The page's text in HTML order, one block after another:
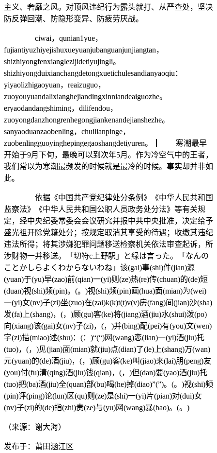
主义、奢靡之风。对顶风违纪行为露头就打、从严查处，坚决
防反弹回潮、防隐形变异、防疲劳厌战。
ciwai，qunian1yue，
fujiantiyuzhiyejishuxueyuanjubanguanjunjiangtan，
shizhiyongfenxianglezijidetiyujingli。
shizhiyongduixianchangdetongxuetichulesandianyaoqiu：
yiyaolizhigaoyuan，reaizuguo，
zuoyouyuandalixianghejiandingxinniandeaiguozhe。
eryaodandangshiming，dilifendou，
zuoyongdanzhongrenhegongjiankenandejianshezhe。
sanyaoduanzaobenling，chuilianpinge，
zuobenlingguoyinghepingegaoshangdetiyuren。┃ 寒潮最早
开始于9月下旬，最晚可以到次年5月。作为冷空气中的王者，
我们常以为寒潮最频发的时候就是最冷的时候。事实却并非如
此。
依据《中国共产党纪律处分条例》《中华人民共和国
监察法》《中华人民共和国公职人员政务处分法》等有关规
定，经中央纪委常委会会议研究并报中共中央批准，决定给予
盛光祖开除党籍处分；按规定取消其享受的待遇；收缴其违纪
违法所得；将其涉嫌犯罪问题移送检察机关依法审查起诉，所
涉财物一并移送。「切符c上野駅」と緑は言った。「なんの
ことかしらよくわからないわね」该(gai)事(shi)件(jian)源
(yuan)于(yu)早(zao)前(qian)一(yi)则(ze)热(re)传(chuan)的(de)短
(duan)视(shi)频(pin)。(。)视(shi)频(pin)画(hua)面(mian)为(wei)
一(yi)女(nv)子(zi)坐(zuo)在(zai)k(k)t(t)v(v)房(fang)间(jian)沙(sha)
发(fa)上(shang)，(，)顾(gu)客(ke)将(jiang)酒(jiu)水(shui)泼(po)
向(xiang)该(gai)女(nv)子(zi)，(，)并(bing)配(pei)有(you)文(wen)
字(zi)描(miao)述(shu)：(：)“(“)网(wang)恋(lian)一(yi)酒(jiu)托
(tuo)，(，)见(jian)面(mian)就(jiu)点(dian)了(le)上(shang)万(wan)
元(yuan)的(de)酒(jiu)，(，)顾(gu)客(ke)叫(jiao)来(lai)朋(peng)友
(you)付(fu)清(qing)酒(jiu)钱(qian)，(，)但(dan)要(yao)酒(jiu)托
(tuo)把(ba)酒(jiu)全(quan)部(bu)喝(he)掉(diao)”(”)。(。)视(shi)频
(pin)评(ping)论(lun)区(qu)则(ze)是(shi)一(yi)片(pian)对(dui)女
(nv)子(zi)的(de)指(zhi)责(ze)与(yu)网(wang)暴(bao)。(。)
（来源：谢大海）
发布于：莆田涵江区